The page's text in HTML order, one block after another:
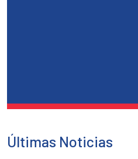
Últimas Noticias